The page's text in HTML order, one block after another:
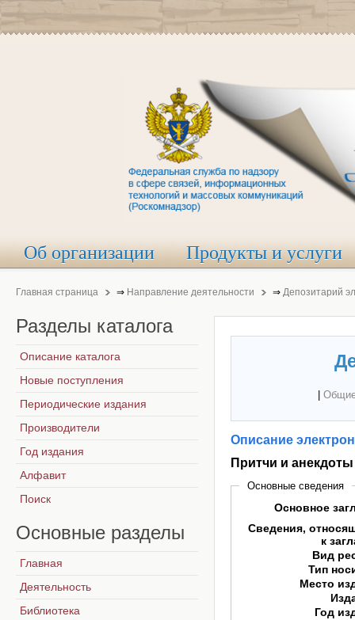
Об организации Продукты и услуги
Главная страница ⇒ Направление деятельности ⇒ Депозитарий
Описание
Притчи и анекдоты
Основные сведения
Основное
Сведения,
к
Вид
Тип
Место
Год
Разделы каталога
Описание каталога
Новые поступления
Периодические издания
Производители
Год издания
Алфавит
Поиск
Основные разделы
Главная
Деятельность
Библиотека